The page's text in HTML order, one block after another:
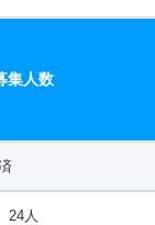
集人数
24人